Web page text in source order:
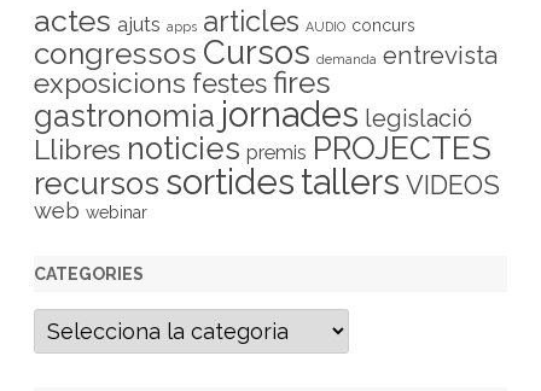
actes ajuts apps articles AUDIO concurs
congressos Cursos demanda entrevista
exposicions festesfires
gastronomia jornades legislació
Llibres noticies premis PROJECTES
recursos sortides tallers VIDEOS
web webinar
CATEGORIES
C
t